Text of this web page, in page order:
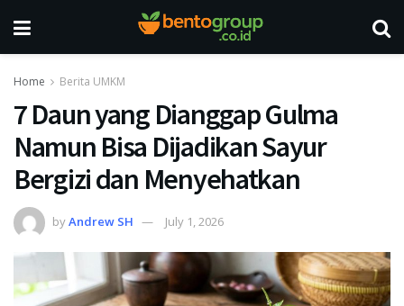
Home Berita UMKM
7 Daun yang Dianggap Gulma
Namun Bisa Dijadikan Sayur
Bergizi dan Menyehatkan
byAndrew SH July 1, 2026